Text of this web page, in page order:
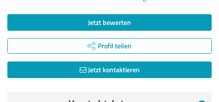
Jetzt bewerten
Profil teilen
Jetzt kontaktieren